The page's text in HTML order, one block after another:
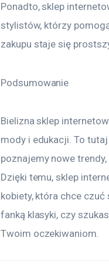
Ponadto, sklep
stylistów, którzy
zakupu staje się
Podsumowanie
Bielizna sklep
mody i edukacji. To
poznajemy nowe
Dzięki temu, sklep
kobiety, która chce
fanką klasyki, czy
Twoim oczekiwaniom.